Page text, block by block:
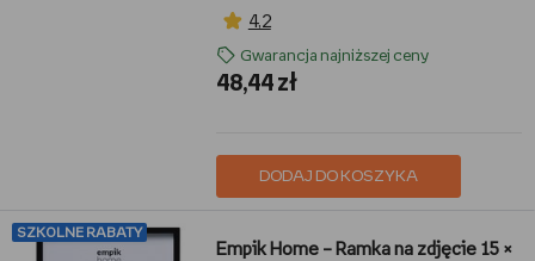
4,2
Gwarancja najniższej ceny
48,44 zł
DODAJ DO KOSZYKA
SZKOLNE RABATY
Empik Home – Ramka na zdjęcie 15 ×